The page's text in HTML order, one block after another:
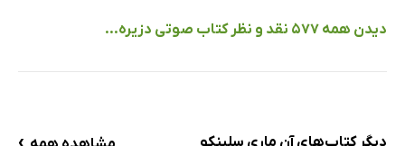
دیدن همه 577 نقد و نظر کتاب صوتی دزیره...
دیگر کتاب‌های آن ماری سلینکو ›